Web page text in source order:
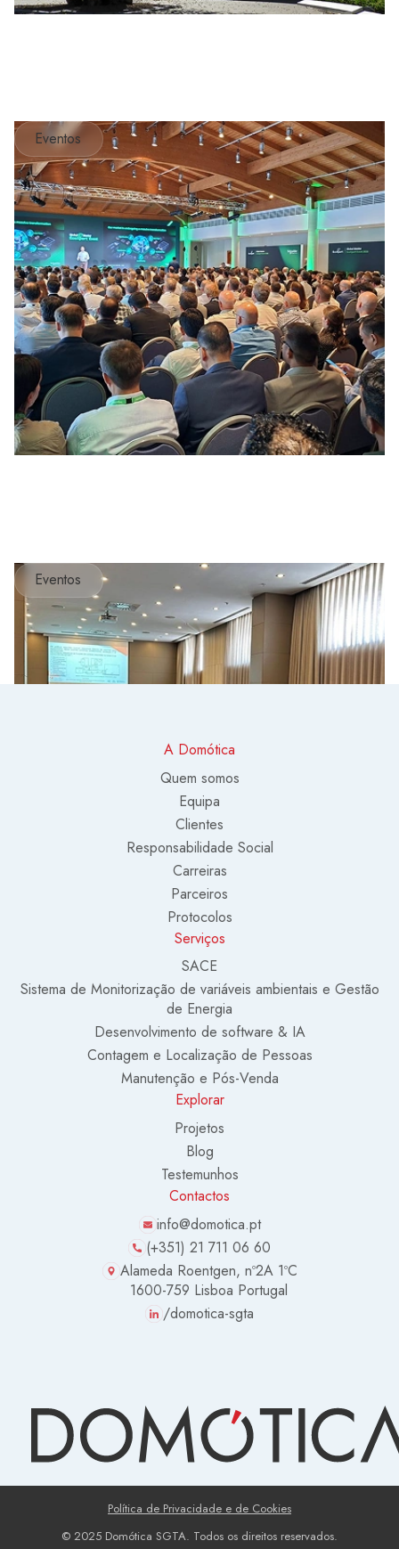
Eventos
Eventos
A Domótica
Quem somos
Equipa
Clientes
Responsabilidade Social
Carreiras
Parceiros
Protocolos
Serviços
SACE
Sistema de Monitorização de variáveis ambientais e Gestão
de Energia
Desenvolvimento de software & IA
Contagem e Localização de Pessoas
Manutenção e Pós-Venda
Explorar
Projetos
Blog
Testemunhos
Contactos
info@domotica.pt
(+351) 21 711 06 60
Alameda Roentgen, nº2A 1ºC
1600-759 Lisboa Portugal
/domotica-sgta
Política de Privacidade e de Cookies
© 2025 Domótica SGTA. Todos os direitos reservados.